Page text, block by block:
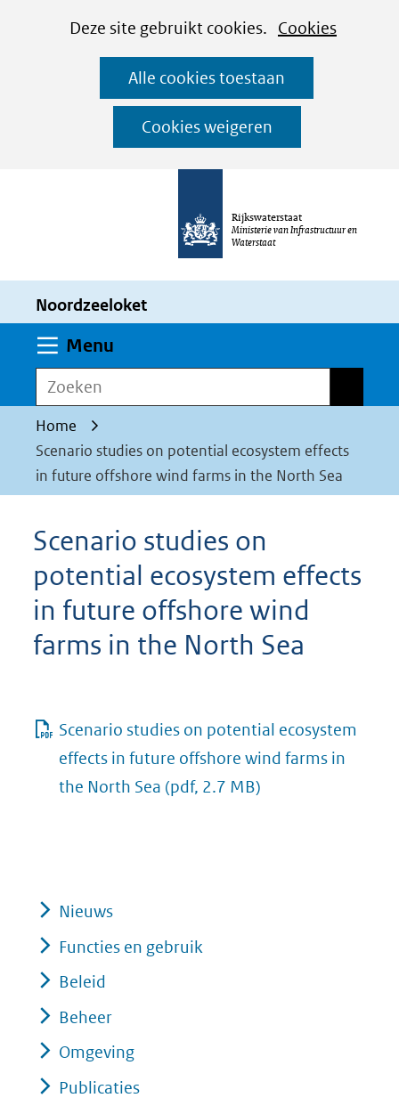
CookiesDeze site gebruikt cookies. Cookies
worden
toegestaan
geweigerd.
Alle cookies toestaan
Cookies weigeren
Ga
naar
de
inhoud
Rijkswaterstaat
Ministerie van Infrastructuur en
Waterstaat
Noordzeeloket
Menu
Zoeken
Home
Scenario studies on potential ecosystem effects
in future offshore wind farms in the North Sea
Scenario studies on
potential ecosystem effects
in future offshore wind
farms in the North Sea
Scenario studies on potential ecosystem
effects in future offshore wind farms in
the North Sea (pdf, 2.7 MB)
Nieuws
Functies en gebruik
Beleid
Beheer
Omgeving
Publicaties